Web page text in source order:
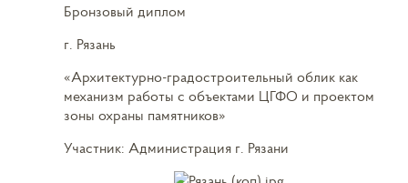
Бронзовый диплом
г. Рязань
«Архитектурно-градостроительный облик как
механизм работы с объектами ЦГФО и проектом
зоны охраны памятников»
Участник: Администрация г. Рязани